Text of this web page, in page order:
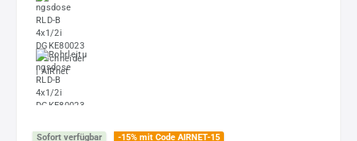
Sofort verfügbar -15% mit Code AIRNET-15